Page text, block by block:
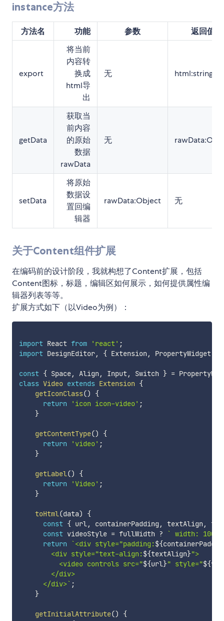
instance方法
方法名 功能 参数 返回值
export
将当前
内容转
换成
html导
出
无 html:string
getData
获取当
前内容
的原始
数据
rawData
无
setData
将原始
数据设
置回编
辑器
rawData:Object 无
关于Content组件扩展
在编码前的设计阶段，我就构想了Content扩展，包括
Content图标，标题，编辑区如何展示，如何提供属性编
辑器列表等等。
扩展方式如下（以Video为例）：
import React from 'react' ;
import DesignEditor, { Extension , PropertyWidget,
const { Space, Align , Input, Switch } =
class Video extends Extension {
getIconClass()
{
return
'icon icon-video' ;
}
getContentType()
{
return
'video' ;
}
getLabel()
{
return
'Video' ;
}
toHtml(data)
{
const { url, containerPadding , textAlign ,
const videoStyle = fullWidth ? ` width: 100%
return
`<div style="padding:${
        <div style="text-align:
${textAlign}">
          <video controls src="
${url}" style="${
        </div>
      </div>
` ;
}
getInitialAttribute()
{